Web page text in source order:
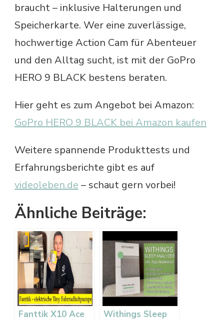
braucht – inklusive Halterungen und
Speicherkarte. Wer eine zuverlässige,
hochwertige Action Cam für Abenteuer
und den Alltag sucht, ist mit der GoPro
HERO 9 BLACK bestens beraten.
Hier geht es zum Angebot bei Amazon:
GoPro HERO 9 BLACK bei Amazon kaufen
Weitere spannende Produkttests und
Erfahrungsberichte gibt es auf
videoleben.de – schaut gern vorbei!
Ähnliche Beiträge:
Fanttik X10 Ace
Withings Sleep